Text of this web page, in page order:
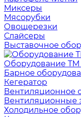
Миксеры
Мясорубки
Овощерезки
Слайсеры
Выставочное
Оборудование
Барное
Кегератор
Вентиляционное
Вентиляционные
Холодильное